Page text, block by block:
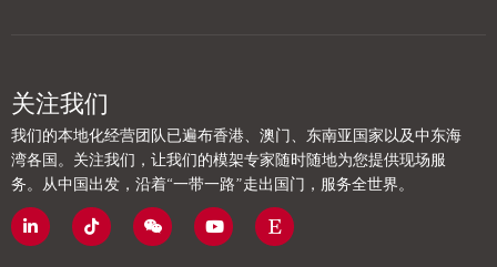
关注我们
我们的本地化经营团队已遍布香港、澳门、东南亚国家以及中东海
湾各国。关注我们，让我们的模架专家随时随地为您提供现场服
务。从中国出发，沿着“一带一路”走出国门，服务全世界。